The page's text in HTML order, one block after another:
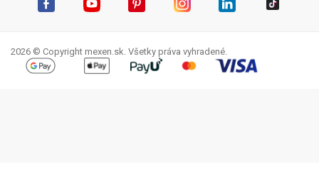
2026 © Copyright mexen.sk. Všetky práva vyhradené.